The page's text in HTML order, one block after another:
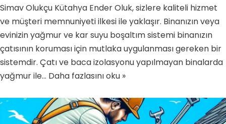
Simav Olukçu Kütahya Ender Oluk, sizlere kaliteli hizmet
ve müşteri memnuniyeti ilkesi ile yaklaşır. Binanızın veya
evinizin yağmur ve kar suyu boşaltım sistemi binanızın
çatısının koruması için mutlaka uygulanması gereken bir
sistemdir. Çatı ve baca izolasyonu yapılmayan binalarda
yağmur ile… Daha fazlasını oku »